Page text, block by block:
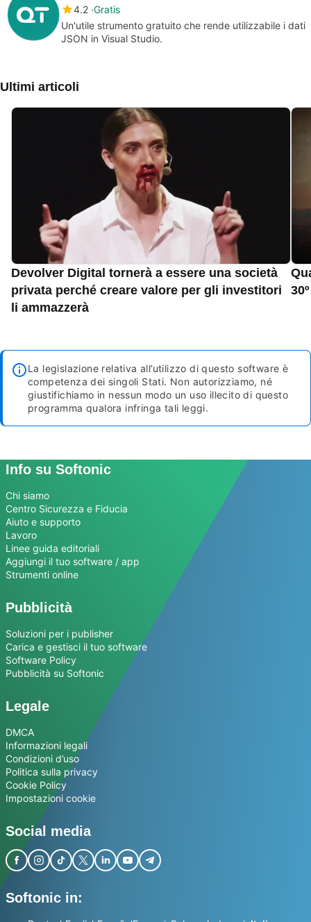
4.2 Gratis
Un'utile strumento gratuito che rende utilizzabile i dati
JSON in Visual Studio.
Ultimi articoli
Devolver Digital tornerà a essere una società
privata perché creare valore per gli investitori
li ammazzerà
La legislazione relativa all’utilizzo di questo software è
competenza dei singoli Stati. Non autorizziamo, né
giustifichiamo in nessun modo un uso illecito di questo
programma qualora infringa tali leggi.
Info su Softonic
Chi siamo
Centro Sicurezza e Fiducia
Aiuto e supporto
Lavoro
Linee guida editoriali
Aggiungi il tuo software / app
Strumenti online
Pubblicità
Soluzioni per i publisher
Carica e gestisci il tuo software
Software Policy
Pubblicità su Softonic
Legale
DMCA
Informazioni legali
Condizioni d’uso
Politica sulla privacy
Cookie Policy
Impostazioni cookie
Social media
Softonic in: